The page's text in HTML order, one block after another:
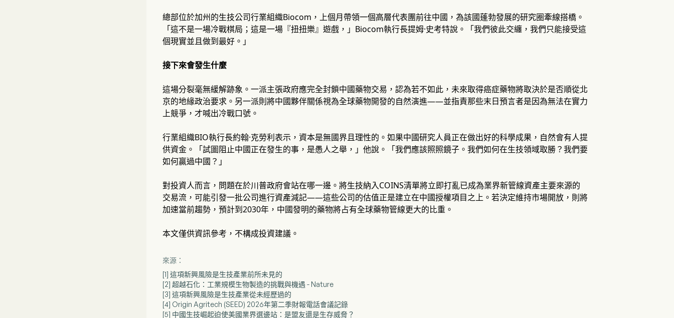
總部位於加州的生技公司行業組織Biocom，上個月帶領一個高層代表團前往中國，為該國蓬勃發展的研究圈牽線搭橋。
「這不是一場冷戰棋局；這是一場『扭扭樂』遊戲，」Biocom執行長提姆·史考特說。「我們彼此交纏，我們只能接受這
個現實並且做到最好。」
接下來會發生什麼
這場分裂毫無緩解跡象。一派主張政府應完全封鎖中國藥物交易，認為若不如此，未來取得癌症藥物將取決於是否順從北
京的地緣政治要求。另一派則將中國夥伴關係視為全球藥物開發的自然演進——並指責那些末日預言者是因為無法在實力
上競爭，才喊出冷戰口號。
行業組織BIO執行長約翰·克勞利表示，資本是無國界且理性的。如果中國研究人員正在做出好的科學成果，自然會有人提
供資金。「試圖阻止中國正在發生的事，是愚人之舉，」他說。「我們應該照照鏡子。我們如何在生技領域取勝？我們要
如何贏過中國？」
對投資人而言，問題在於川普政府會站在哪一邊。將生技納入COINS清單將立即打亂已成為業界新管線資產主要來源的
交易流，可能引發一批公司進行資產減記——這些公司的估值正是建立在中國授權項目之上。若決定維持市場開放，則將
加速當前趨勢，預計到2030年，中國發明的藥物將占有全球藥物管線更大的比重。
本文僅供資訊參考，不構成投資建議。
來源：
[1] 這項新興風險是生技產業前所未見的
[2] 超越石化：工業規模生物製造的挑戰與機遇 - Nature
[3] 這項新興風險是生技產業從未經歷過的
[4] Origin Agritech (SEED) 2026年第二季財報電話會議記錄
[5] 中國生技崛起迫使美國業界選邊站：是盟友還是生存威脅？